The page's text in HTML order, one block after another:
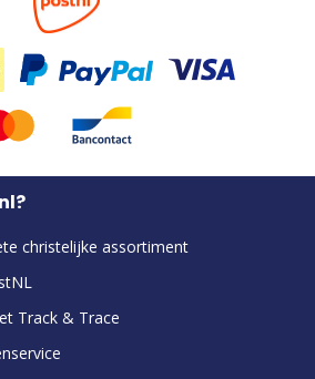
christelijke assortiment
Track & Trace